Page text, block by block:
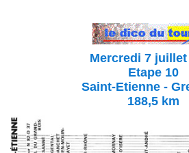
Mercredi 7 juillet
Etape 10
Saint-Etienne -
188,5 km